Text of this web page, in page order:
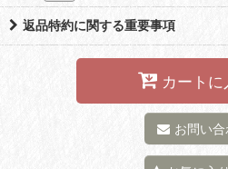
返品特約に関する重要事項
カートに
お問い